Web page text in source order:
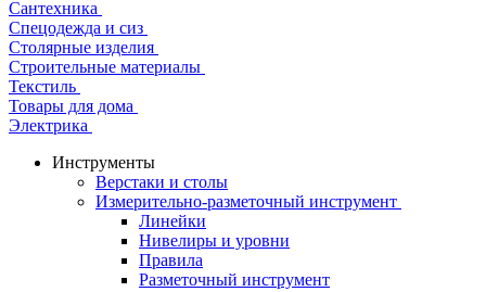
Сантехника
Спецодежда и сиз
Столярные изделия
Строительные материалы
Текстиль
Товары для дома
Электрика
Инструменты
Верстаки и столы
Измерительно-разметочный инструмент
Линейки
Нивелиры и уровни
Правила
Разметочный инструмент